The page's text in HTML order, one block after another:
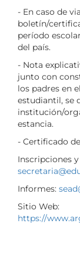
- En caso de
boletín/
período
del país.
- Nota
junto con
los padres en
estudiantil, se
institución/
estancia.
- Certificado
Inscripciones
Informes:
Sitio Web:
https://